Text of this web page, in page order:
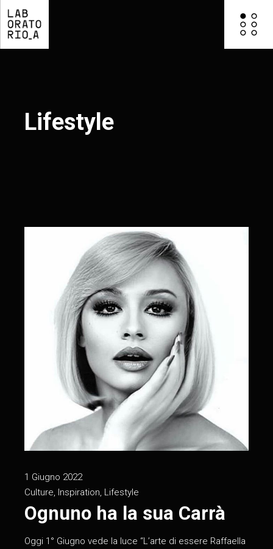
Lifestyle
1 Giugno 2022
Culture, Inspiration, Lifestyle
Ognuno ha la sua Carrà
Oggi 1° Giugno vede la luce “L’arte di essere Raffaella